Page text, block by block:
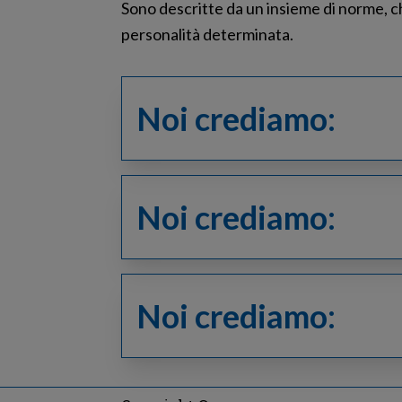
Sono descritte da un insieme di norme,
personalità determinata.
Noi crediamo:
Noi crediamo:
Noi crediamo: